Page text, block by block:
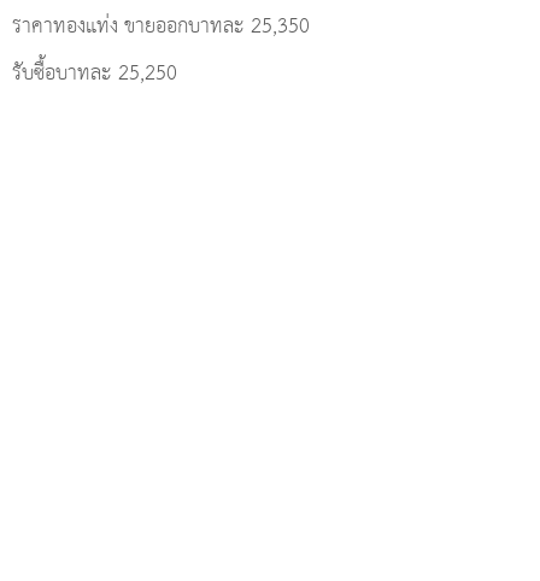
ราคาทองแท่ง ขายออกบาทละ 25,350
รับซื้อบาทละ 25,250